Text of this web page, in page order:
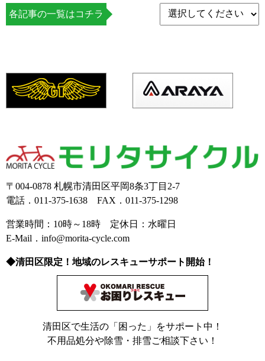
各記事の一覧はコチラ
〒004-0878 札幌市清田区平岡8条3丁目2-7
電話．011-375-1638 FAX．011-375-1298
営業時間：10時～18時 定休日：水曜日
E-Mail．info@morita-cycle.com
◆清田区限定！地域のレスキューサポート開始！
清田区で生活の「困った」をサポート中！
不用品処分や除雪・排雪ご相談下さい！